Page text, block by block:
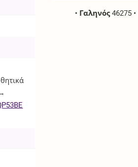
• Γαληνός46275 •